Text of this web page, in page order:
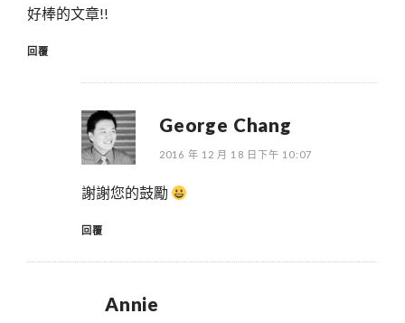
好棒的文章!!
回覆
George Chang
2016 年 12 月 18 日下午 10:07
謝謝您的鼓勵
回覆
Annie